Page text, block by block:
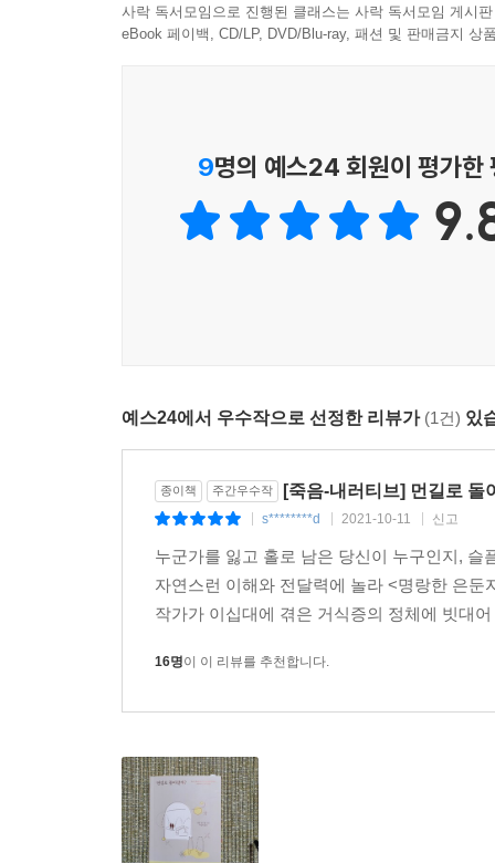
충격은 예기치 않게 찾아왔다. 캐럴라인의 폐에
사람들을 더 걱정했고, 유언장을 작성하고 오랜
“캐럴라인에게 아직 못 한 말이 있으면 다 해요.”
다음날 의료진이 모든 약물 투여를 중단했다. 그
토했다.
장례식을 치르고도 게일은 캐럴라인을 쉽사리 떠
부재라는 현실”이 숨통을 조여왔고, 참을 수 없
과소평가하거나 캐럴라인의 단점을 꼽아보
달라졌는지 이야기하고 싶은 충동이 일 때도 있었
캐럴라인의 죽음은 심장에 뚫린 빈자리였다. 나
실재이고, 범죄현장처럼 보존된 기억이었으며, 이
--- p.237
사락 독서모임으로 진행된 클래스는 사락 독서모임 게시
eBook 페이백, CD/LP, DVD/Blu-ray, 패션 및 판매금지 상
9명의 예스24 회원이 평가한
예스24에서 우수작으로 선정한 리뷰가 (1건) 있
종이책 주간우수작 [죽음-내러티브] 먼길로 돌
s********d 2021-10-11 신고
누군가를 잃고 홀로 남은 당신이 누구인지,
자연스런 이해와 전달력에 놀라 <명랑한 은
작가가 이십대에 겪은 거식증의 정체에 빗대
16명이 이 리뷰를 추천합니다.